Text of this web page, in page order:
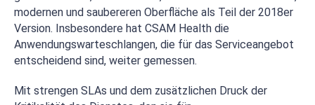
modernen und saubereren Oberfläche als Teil der 2018er
Version. Insbesondere hat CSAM Health die
Anwendungswarteschlangen, die für das Serviceangebot
entscheidend sind, weiter gemessen.
Mit strengen SLAs und dem zusätzlichen Druck der